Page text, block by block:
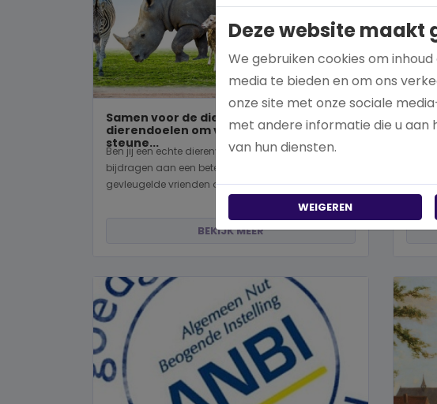
Samen voor de dieren: De mooiste
dierendoelen om vandaag nog te
steune...
Ben jij een echte dierenvriend en wil je graag
bijdragen aan een betere wereld voor viervoeters,
gevleugelde vrienden of wild...
BEKIJK MEER
Jouw
Deze website maakt
We gebruiken cookies om
media te bieden en om ons
onze site met onze sociale
met andere informatie die u aan
van hun diensten.
WEIGEREN